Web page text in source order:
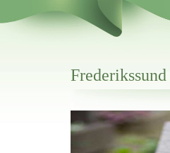
Her hos os får du altid en god
Frederikssund
vi hjælper i alle faser af